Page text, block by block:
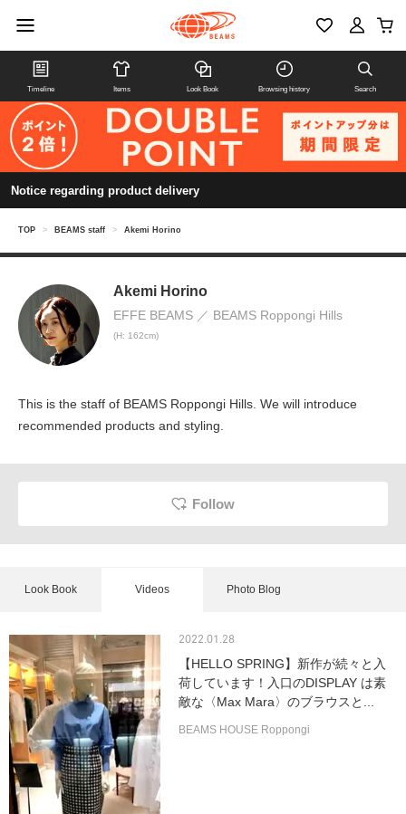
Timeline Items Look Book Browsing history Search
Notice regarding product delivery
TOP > BEAMS staff > Akemi Horino
Akemi Horino
EFFE BEAMS BEAMS Roppongi Hills
(H: 162cm)
This is the staff of BEAMS Roppongi Hills. We will introduce
recommended products and styling.
Follow
Look Book Videos Photo Blog
2022.01.28
【HELLO SPRING】新作が続々と入
荷しています！入口のDISPLAY は素
敵な〈Max Mara〉のブラウスと...
BEAMS HOUSE Roppongi